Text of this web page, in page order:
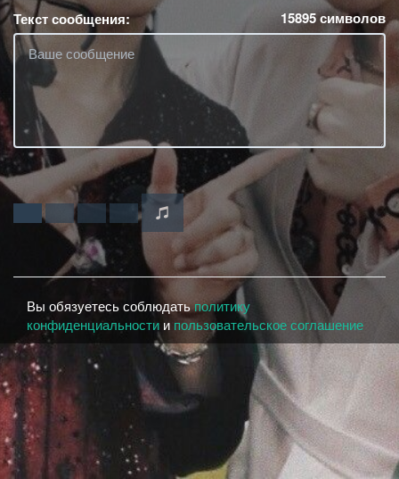
Текст сообщения: 15895символов
Вы обязуетесь соблюдатьполитику
конфиденциальности и пользовательское соглашение